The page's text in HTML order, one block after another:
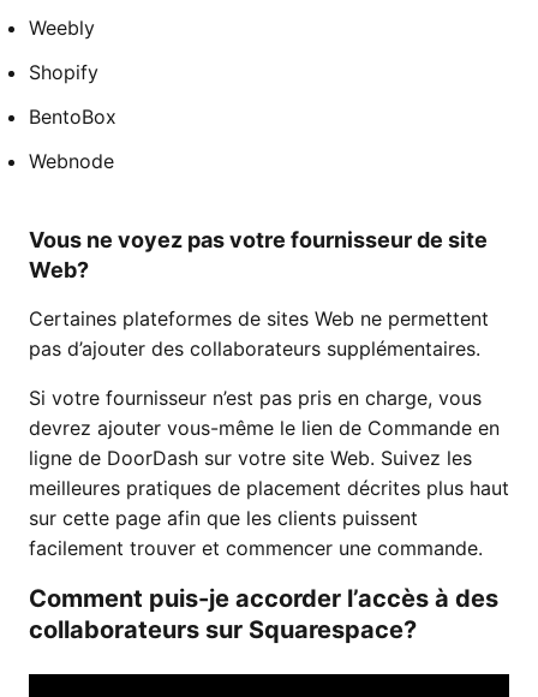
Weebly
Shopify
BentoBox
Webnode
Vous ne voyez pas votre fournisseur de site
Web?
Certaines plateformes de sites Web ne permettent
pas d’ajouter des collaborateurs supplémentaires.
Si votre fournisseur n’est pas pris en charge, vous
devrez ajouter vous-même le lien de Commande en
ligne de DoorDash sur votre site Web. Suivez les
meilleures pratiques de placement décrites plus haut
sur cette page afin que les clients puissent
facilement trouver et commencer une commande.
Comment puis-je accorder l’accès à des
collaborateurs sur Squarespace?